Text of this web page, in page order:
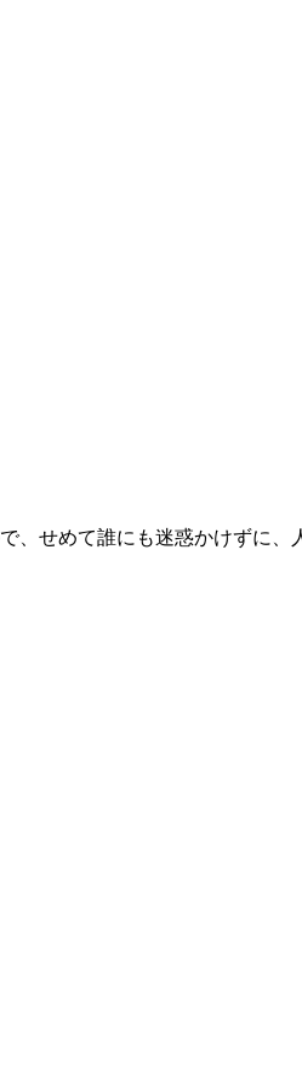
、せめて誰にも迷惑かけずに